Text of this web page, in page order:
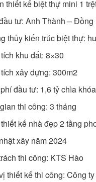
thiết kế biệt thự mini 1
tư: Anh Thành – Đồng
thủy kiến trúc biệt thự:
khu đất: 8×30
xây dựng: 300m2
đầu tư: 1,6 tỷ chìa
thi công: 3 tháng
kế nhà đẹp 2 tầng
xây năm 2024
thi công: KTS Hào
thiết kế thi công: Công